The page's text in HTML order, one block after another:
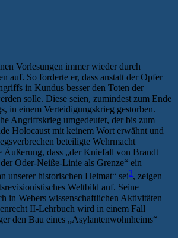
Vorlesungen immer wieder durch
auf. So forderte er, dass anstatt der Opfer
in Kundus besser den Toten der
solle. Diese seien, zumindest zum Ende
in einem Verteidigungskrieg gestorben.
Angriffskrieg umgedeutet, der bis zum
Holocaust mit keinem Wort erwähnt und
beteiligte Wehrmacht
Äußerung, dass „der Kniefall von Brandt
Oder-Neiße-Linie als Grenze“ ein
unserer historischen Heimat“ sei3, zeigen
Weltbild auf. Seine
in Webers wissenschaftlichen Aktivitäten
II-Lehrbuch wird in einem Fall
den Bau eines „Asylantenwohnheims“